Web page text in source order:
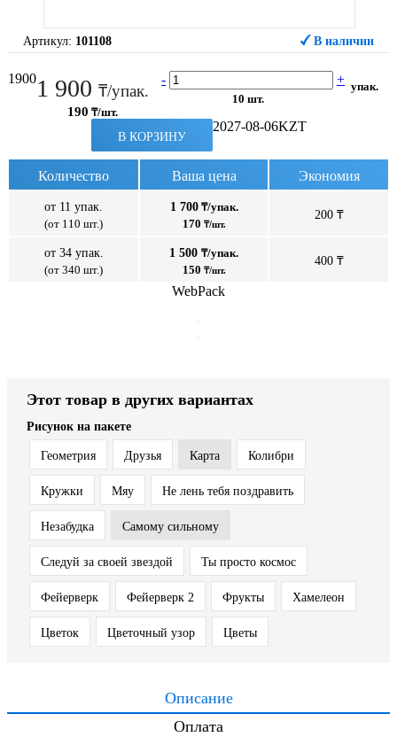
Артикул: 101108 В наличии
19001 900 ₸/упак.
190 ₸/шт.
- +
10 шт.
упак.
В КОРЗИНУ
2027-08-06KZT
Количество Ваша цена Экономия
от 11 упак.
(от 110 шт.)
1 700₸/упак.
170 ₸/шт.
200 ₸
от 34 упак.
(от 340 шт.)
1 500 ₸/упак.
150 ₸/шт.
400 ₸
WebPack
Этот товар в других вариантах
Рисунок на пакете
Геометрия Друзья Карта Колибри
Кружки Мяу Не лень тебя поздравить
Незабудка Самому сильному
Следуй за своей звездой Ты просто космос
Фейерверк Фейерверк 2 Фрукты Хамелеон
Цветок Цветочный узор Цветы
Описание
Оплата